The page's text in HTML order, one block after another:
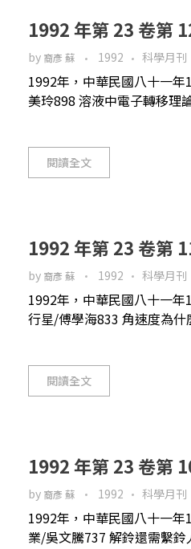
1992 年第 23 卷第
by 裔彥 蘇 1992 科學月刊
1992年，中華民國八十一
美玲898 溶液中電子轉移
閱讀全文
1992 年第 23 卷第
by 裔彥 蘇 1992 科學月刊
1992年，中華民國八十一
行星/傅學海833 角速度為
閱讀全文
1992 年第 23 卷第
by 裔彥 蘇 1992 科學月刊
1992年，中華民國八十一
業/吳文騰737 解鈴還需繫